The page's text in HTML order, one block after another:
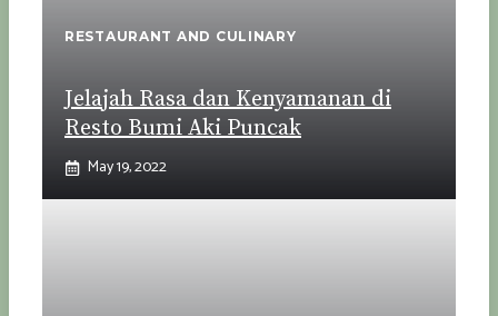
RESTAURANT AND CULINARY
Jelajah Rasa dan Kenyamanan di
Resto Bumi Aki Puncak
May 19, 2022